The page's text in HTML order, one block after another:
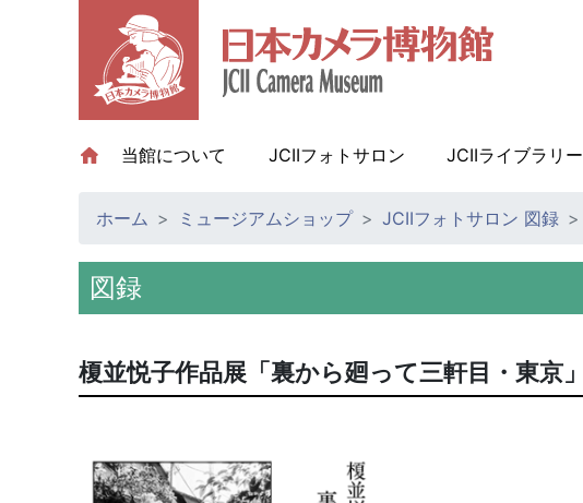
当館について (current)JCIIフォトサロン JCIIライブラリー
ホーム ミュージアムショップ JCIIフォトサロン 図録
図録
榎並悦子作品展「裏から廻って三軒目・東京」